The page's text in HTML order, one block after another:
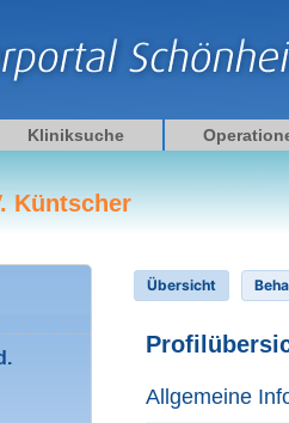
Kliniksuche
Küntscher
Übersicht
Allgemeine